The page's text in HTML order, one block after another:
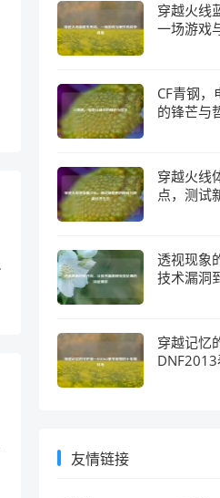
穿越火线
一场游戏
CF青钢，
的锋芒与
穿越火线
点，测试
透视现象
技术漏洞
穿越记忆
DNF2013
友情链接